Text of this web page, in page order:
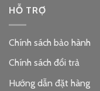
HỖ TRỢ
Chính sách bảo hành
Chính sách đổi trả
Hướng dẫn đặt hàng